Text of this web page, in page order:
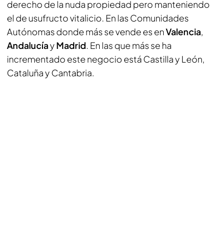
derecho de la nuda propiedad pero manteniendo
el de usufructo vitalicio. En las Comunidades
Autónomas donde más se vende es enValencia,
Andalucíay Madrid. En las que más se ha
incrementado este negocio está Castilla y León,
Cataluña y Cantabria.